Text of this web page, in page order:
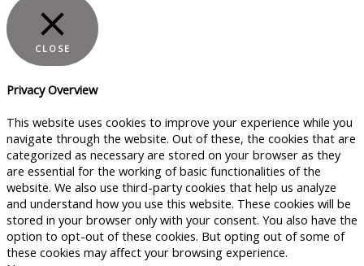
CLOSE
Privacy Overview
This website uses cookies to improve your experience while you
navigate through the website. Out of these, the cookies that are
categorized as necessary are stored on your browser as they
are essential for the working of basic functionalities of the
website. We also use third-party cookies that help us analyze
and understand how you use this website. These cookies will be
stored in your browser only with your consent. You also have the
option to opt-out of these cookies. But opting out of some of
these cookies may affect your browsing experience.